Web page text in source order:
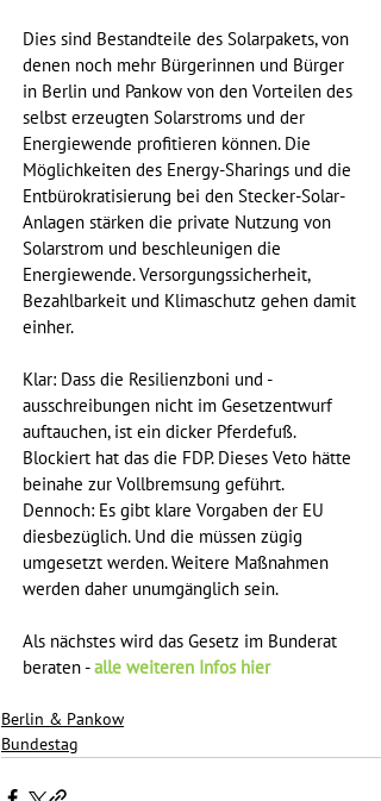
Dies sind Bestandteile des Solarpakets, von
denen noch mehr Bürgerinnen und Bürger
in Berlin und Pankow von den Vorteilen des
selbst erzeugten Solarstroms und der
Energiewende profitieren können. Die
Möglichkeiten des Energy-Sharings und die
Entbürokratisierung bei den Stecker-Solar-
Anlagen stärken die private Nutzung von
Solarstrom und beschleunigen die
Energiewende. Versorgungssicherheit,
Bezahlbarkeit und Klimaschutz gehen damit
einher.
Klar: Dass die Resilienzboni und -
ausschreibungen nicht im Gesetzentwurf
auftauchen, ist ein dicker Pferdefuß.
Blockiert hat das die FDP. Dieses Veto hätte
beinahe zur Vollbremsung geführt.
Dennoch: Es gibt klare Vorgaben der EU
diesbezüglich. Und die müssen zügig
umgesetzt werden. Weitere Maßnahmen
werden daher unumgänglich sein.
Als nächstes wird das Gesetz im Bunderat
beraten - alle weiteren Infos hier
Berlin & Pankow
Bundestag